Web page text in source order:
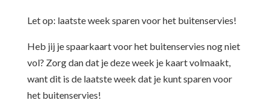
Let op: laatste week sparen voor het buitenservies!
Heb jij je spaarkaart voor het buitenservies nog niet
vol? Zorg dan dat je deze week je kaart volmaakt,
want dit is de laatste week dat je kunt sparen voor
het buitenservies!